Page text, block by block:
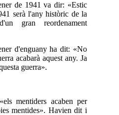
de 1941 va dir: «Estic
serà l'any històric de la
gran reordenament
d'enguany ha dit: «No
acabarà aquest any. Ja
guerra».
mentiders acaben per
mentides». Havien dit i